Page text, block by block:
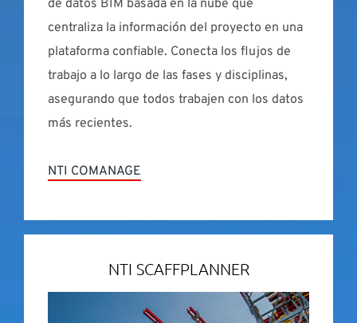
de datos BIM basada en la nube que
centraliza la información del proyecto en una
plataforma confiable. Conecta los flujos de
trabajo a lo largo de las fases y disciplinas,
asegurando que todos trabajen con los datos
más recientes.
NTI COMANAGE
NTI SCAFFPLANNER